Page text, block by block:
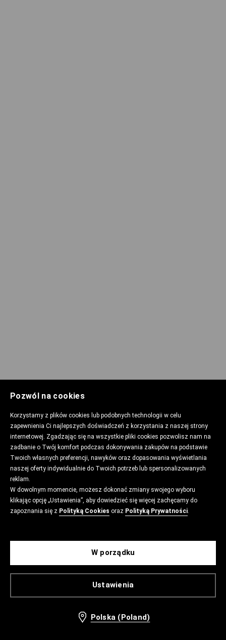
Pozwól na cookies
Korzystamy z plików cookies lub podobnych technologii w celu
zapewnienia Ci najlepszych doświadczeń z korzystania z naszej strony
internetowej. Zgadzając się na wszystkie pliki cookies pozwolisz nam na
zadbanie o Twój komfort podczas dokonywania zakupów na podstawie
Twoich własnych preferencji, nawyków oraz dopasowania wyświetlania
naszej oferty indywidualnie do Twoich potrzeb lub spersonalizowanych
reklam.
W dowolnym momencie, możesz dokonać zmiany swojego wyboru
klikając opcję „Ustawienia”, aby dowiedzieć się więcej zachęcamy do
zapoznania się z Polityką Cookies oraz Polityką Prywatności.
Ustawienia
W porządku
Polska (Poland)